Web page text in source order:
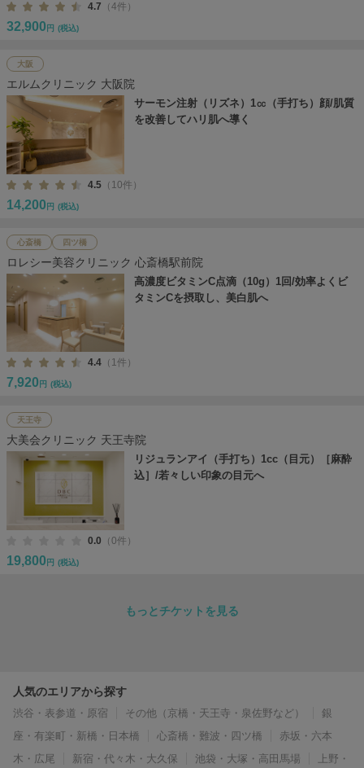
4.7 （4件）
32,900 円 (税込)
大阪
エルムクリニック 大阪院
サーモン注射（リズネ）1㏄（手打ち）顔/肌質
を改善してハリ肌へ導く
4.5 （10件）
14,200 円 (税込)
心斎橋 四ツ橋
ロレシー美容クリニック 心斎橋駅前院
高濃度ビタミンC点滴（10g）1回/効率よくビ
タミンCを摂取し、美白肌へ
4.4 （1件）
7,920 円 (税込)
天王寺
大美会クリニック 天王寺院
リジュランアイ（手打ち）1cc（目元）［麻酔
込］/若々しい印象の目元へ
0.0 （0件）
19,800 円 (税込)
もっとチケットを見る
人気のエリアから探す
渋谷・表参道・原宿 その他（京橋・天王寺・泉佐野など）
銀
座・有楽町・新橋・日本橋
心斎橋・難波・四ツ橋
赤坂・六本
木・広尾
新宿・代々木・大久保 池袋・大塚・高田馬場
上野・